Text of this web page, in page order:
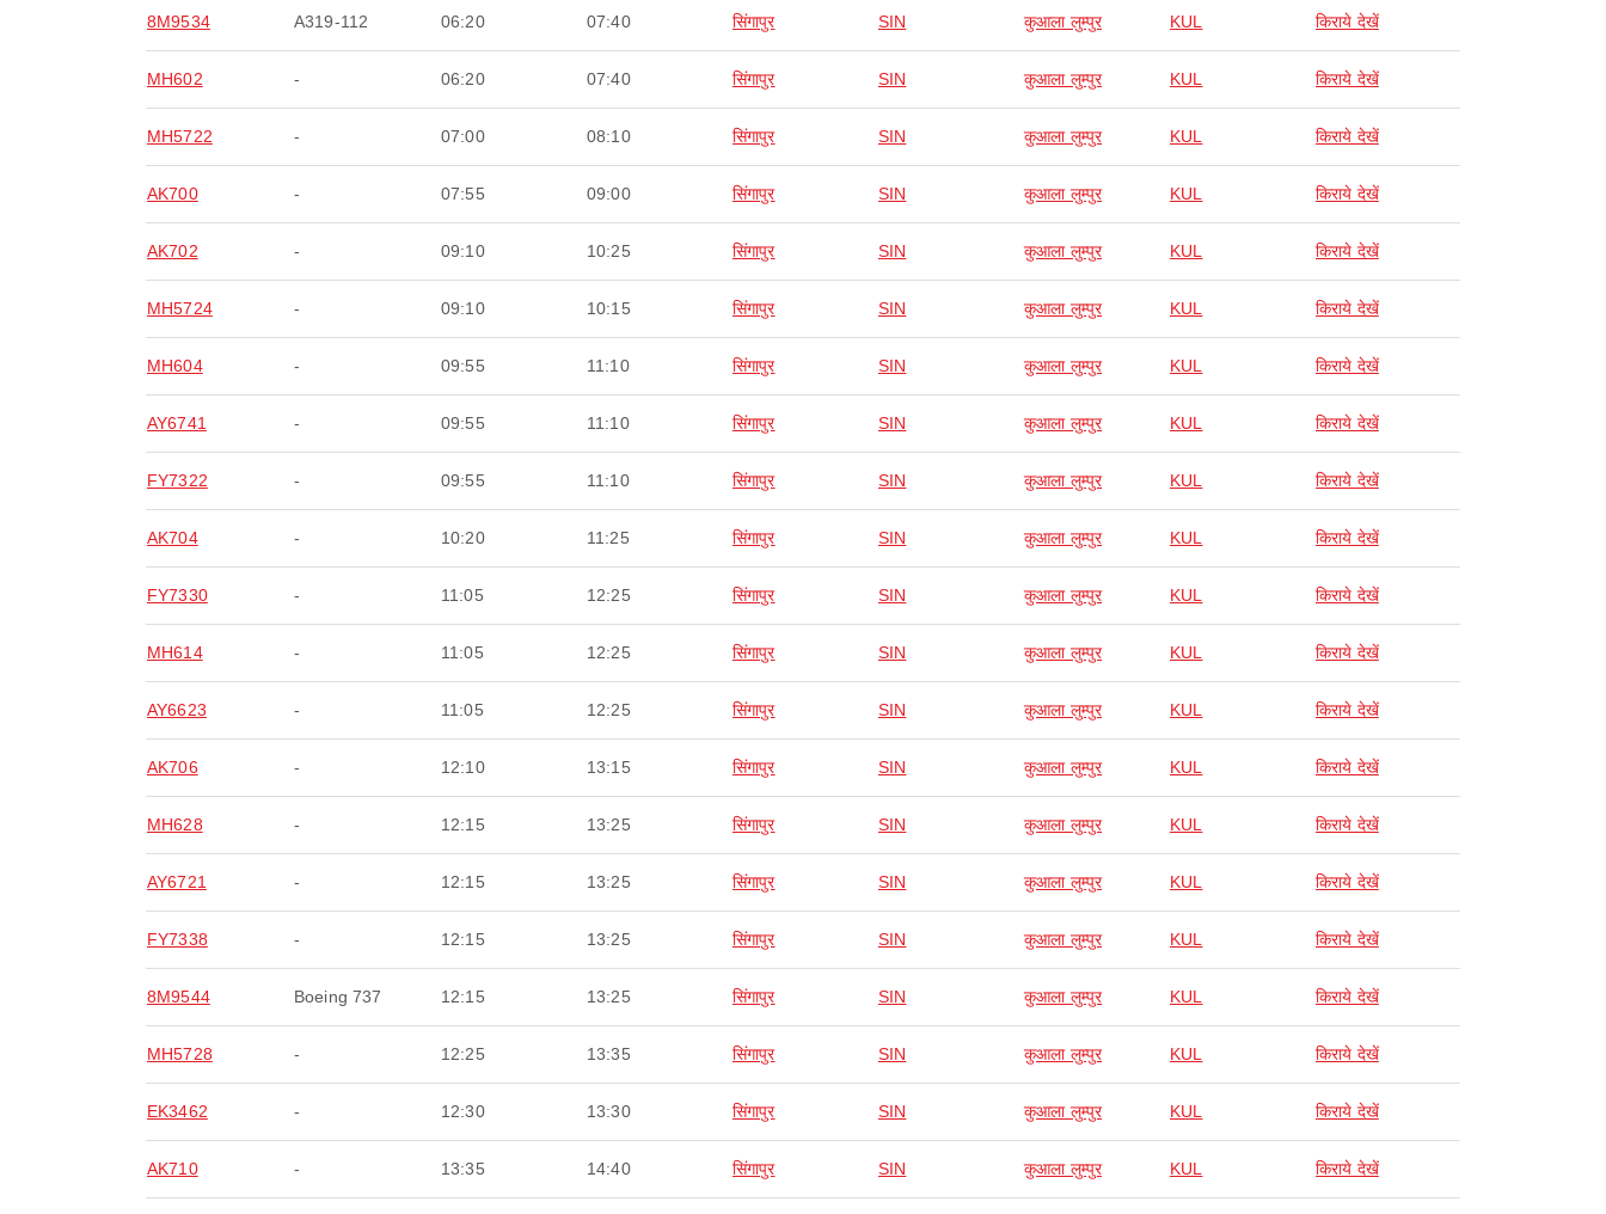
8M9534 A319-112 06:20 07:40 सिंगापुर SIN कुआला लुम्पुर KUL किराये देखें
MH602 - 06:20 07:40 सिंगापुर SIN कुआला लुम्पुर KUL किराये देखें
MH5722 - 07:00 08:10 सिंगापुर SIN कुआला लुम्पुर KUL किराये देखें
AK700 - 07:55 09:00 सिंगापुर SIN कुआला लुम्पुर KUL किराये देखें
AK702 - 09:10 10:25 सिंगापुर SIN कुआला लुम्पुर KUL किराये देखें
MH5724 - 09:10 10:15 सिंगापुर SIN कुआला लुम्पुर KUL किराये देखें
MH604 - 09:55 11:10 सिंगापुर SIN कुआला लुम्पुर KUL किराये देखें
AY6741 - 09:55 11:10 सिंगापुर SIN कुआला लुम्पुर KUL किराये देखें
FY7322 - 09:55 11:10 सिंगापुर SIN कुआला लुम्पुर KUL किराये देखें
AK704 - 10:20 11:25 सिंगापुर SIN कुआला लुम्पुर KUL किराये देखें
FY7330 - 11:05 12:25 सिंगापुर SIN कुआला लुम्पुर KUL किराये देखें
MH614 - 11:05 12:25 सिंगापुर SIN कुआला लुम्पुर KUL किराये देखें
AY6623 - 11:05 12:25 सिंगापुर SIN कुआला लुम्पुर KUL किराये देखें
AK706 - 12:10 13:15 सिंगापुर SIN कुआला लुम्पुर KUL किराये देखें
MH628 - 12:15 13:25 सिंगापुर SIN कुआला लुम्पुर KUL किराये देखें
AY6721 - 12:15 13:25 सिंगापुर SIN कुआला लुम्पुर KUL किराये देखें
FY7338 - 12:15 13:25 सिंगापुर SIN कुआला लुम्पुर KUL किराये देखें
8M9544 Boeing 737 12:15 13:25 सिंगापुर SIN कुआला लुम्पुर KUL किराये देखें
MH5728 - 12:25 13:35 सिंगापुर SIN कुआला लुम्पुर KUL किराये देखें
EK3462 - 12:30 13:30 सिंगापुर SIN कुआला लुम्पुर KUL किराये देखें
AK710 - 13:35 14:40 सिंगापुर SIN कुआला लुम्पुर KUL किराये देखें